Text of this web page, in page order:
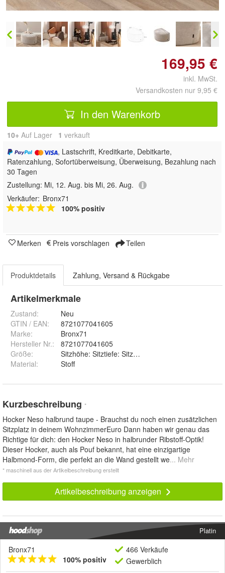
169,95 €
inkl. MwSt.
Versandkosten nur 9,95 €
In den Warenkorb
10+ Auf Lager 1 verkauft
, Lastschrift, Kreditkarte, Debitkarte,
Ratenzahlung, Sofortüberweisung, Überweisung, Bezahlung nach
30 Tagen
Zustellung: Mi, 12. Aug. bis Mi, 26. Aug.
Verkäufer: Bronx71
100% positiv
Merken Preis vorschlagen Teilen
Produktdetails Zahlung, Versand & Rückgabe
Artikelmerkmale
Zustand:
Neu
GTIN / EAN:
8721077041605
Marke:
Bronx71
Hersteller Nr.:
8721077041605
Größe:
Material: Stoff
Kurzbeschreibung *
Hocker Neso halbrund taupe - Brauchst du noch einen zusätzlichen
Sitzplatz in deinem WohnzimmerEuro Dann haben wir genau das
Richtige für dich: den Hocker Neso in halbrunder Ribstoff-Optik!
Dieser Hocker, auch als Pouf bekannt, hat eine einzigartige
Halbmond-Form, die perfekt an die Wand gestellt we... Mehr
* maschinell aus der Artikelbeschreibung erstellt
Artikelbeschreibung anzeigen
Platin
Bronx71
100% positiv
466 Verkäufe
Gewerblich